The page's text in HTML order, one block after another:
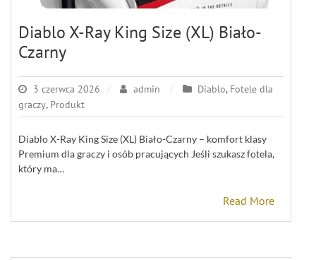
Diablo X-Ray King Size (XL) Biało-
Czarny
3 czerwca 2026 admin Diablo, Fotele dla
graczy, Produkt
Diablo X-Ray King Size (XL) Biało-Czarny – komfort klasy
Premium dla graczy i osób pracujących Jeśli szukasz fotela,
który ma…
Read More